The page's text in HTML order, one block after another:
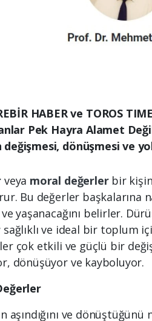
HABER ve TOROS
Pek Hayra Alamet
değişmesi, dönüşmesi ve
veya moral değerler bir
Bu değerler başkalarına
ve yaşanacağını belirler.
sağlıklı ve ideal bir toplum
çok etkili ve güçlü bir
dönüşüyor ve kayboluyor.
aşındığını ve dönüştüğünü